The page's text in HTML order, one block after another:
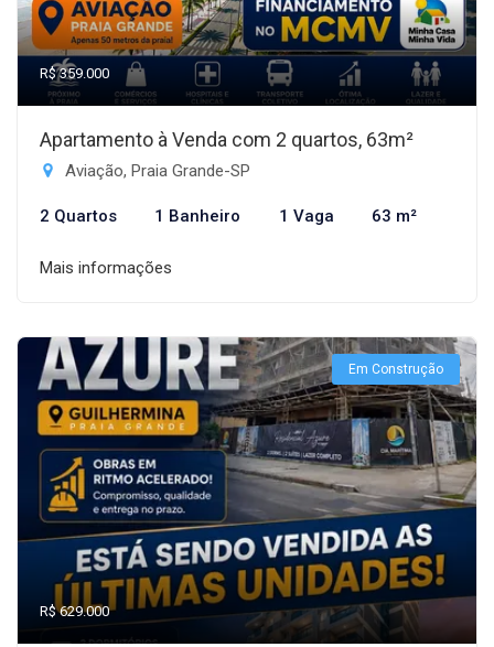
R$ 359.000
Apartamento à Venda com 2 quartos, 63m²
Aviação, Praia Grande-SP
2 Quartos 1 Banheiro 1 Vaga 63 m²
Mais informações
Em Construção
R$ 629.000